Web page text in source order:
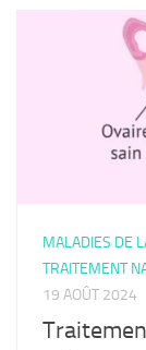
MALADIES DE
TRAITEMENT
19 AOÛT 2024